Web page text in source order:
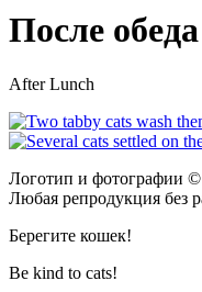
После обеда
After Lunch
Логотип и фотографии ©
Любая репродукция без
Берегите кошек!
Be kind to cats!